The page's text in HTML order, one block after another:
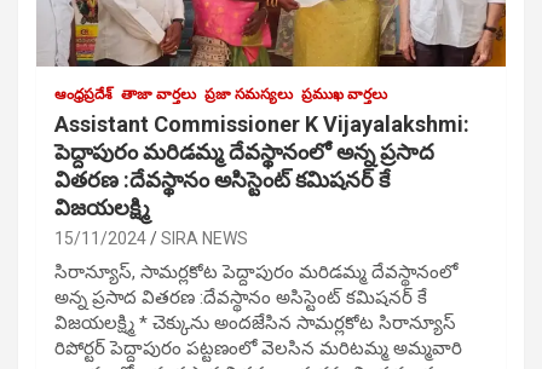
ఆంధ్రప్రదేశ్ తాజా వార్తలు ప్రజా సమస్యలు ప్రముఖ వార్తలు
Assistant Commissioner K Vijayalakshmi:
పెద్దాపురం మరిడమ్మ దేవస్థానంలో అన్న ప్రసాద
వితరణ :దేవస్థానం అసిస్టెంట్ కమిషనర్ కే
విజయలక్ష్మి
15/11/2024 SIRA NEWS
సిరాన్యూస్, సామర్లకోట పెద్దాపురం మరిడమ్మ దేవస్థానంలో
అన్న ప్రసాద వితరణ :దేవస్థానం అసిస్టెంట్ కమిషనర్ కే
విజయలక్ష్మి * చెక్కును అందజేసిన సామర్లకోట సిరాన్యూస్
రిపోర్టర్ పెద్దాపురం పట్టణంలో వెలసిన మరిటమ్మ అమ్మవారి